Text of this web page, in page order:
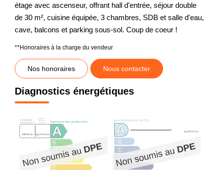
étage avec ascenseur, offrant hall d'entrée, séjour double
de 30 m², cuisine équipée, 3 chambres, SDB et salle d'eau,
cave, balcons et parking sous-sol. Coup de coeur !
**Honoraires à la charge du vendeur
Nos honoraires Nous contacter
Diagnostics énergétiques